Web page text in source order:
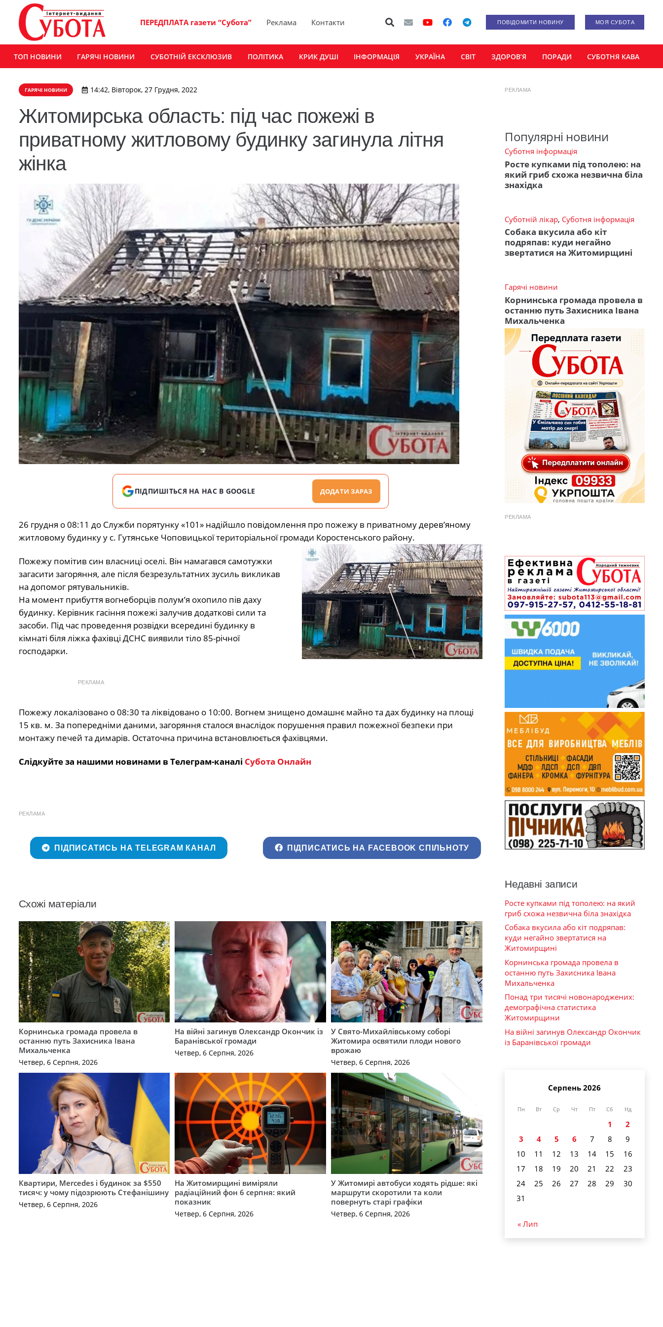
ПЕРЕДПЛАТА газети “Субота” Реклама Контакти ПОВІДОМИТИ НОВИНУ МОЯ СУБОТА
ТОП НОВИНИ ГАРЯЧІ НОВИНИ СУБОТНІЙ ЕКСКЛЮЗИВ ПОЛІТИКА КРИК ДУШІ ІНФОРМАЦІЯ УКРАЇНА СВІТ ЗДОРОВ’Я ПОРАДИ СУБОТНЯ КАВА
ГАРЯЧІ НОВИНИ 14:42, Вівторок, 27 Грудня, 2022
Житомирська область: під час пожежі в
приватному житловому будинку загинула літня
жінка
ПІДПИШІТЬСЯ НА НАС В GOOGLE ДОДАТИ ЗАРАЗ
26 грудня о 08:11 до Служби порятунку «101» надійшло повідомлення про пожежу в приватному дерев’яному
житловому будинку у с. Гутянське Чоповицької територіальної громади Коростенського району.
Пожежу помітив син власниці оселі. Він намагався самотужки
загасити загоряння, але після безрезультатних зусиль викликав
на допомог рятувальників.
На момент прибуття вогнеборців полум’я охопило пів даху
будинку. Керівник гасіння пожежі залучив додаткові сили та
засоби. Під час проведення розвідки всередині будинку в
кімнаті біля ліжка фахівці ДСНС виявили тіло 85-річної
господарки.
РЕКЛАМА
Пожежу локалізовано о 08:30 та ліквідовано о 10:00. Вогнем знищено домашнє майно та дах будинку на площі
15 кв. м. За попередніми даними, загоряння сталося внаслідок порушення правил пожежної безпеки при
монтажу печей та димарів. Остаточна причина встановлюється фахівцями.
Слідкуйте за нашими новинами в Телеграм-каналі Субота Онлайн
РЕКЛАМА
ПІДПИСАТИСЬ НА TELEGRAM КАНАЛ ПІДПИСАТИСЬ НА FACEBOOK СПІЛЬНОТУ
Схожі матеріали
Корнинська громада провела в
останню путь Захисника Івана
Михальченка
Четвер, 6 Серпня, 2026
На війні загинув Олександр Окончик із
Баранівської громади
Четвер, 6 Серпня, 2026
У Свято-Михайлівському соборі
Житомира освятили плоди нового
врожаю
Четвер, 6 Серпня, 2026
Квартири, Mercedes і будинок за $550
тисяч: у чому підозрюють Стефанішину
Четвер, 6 Серпня, 2026
На Житомирщині виміряли
радіаційний фон 6 серпня: який
показник
Четвер, 6 Серпня, 2026
У Житомирі автобуси ходять рідше: які
маршрути скоротили та коли
повернуть старі графіки
Четвер, 6 Серпня, 2026
РЕКЛАМА
Популярні новини
Суботня інформація
Росте купками під тополею: на
який гриб схожа незвична біла
знахідка
Суботній лікар, Суботня інформація
Собака вкусила або кіт
подряпав: куди негайно
звертатися на Житомирщині
Гарячі новини
Корнинська громада провела в
останню путь Захисника Івана
Михальченка
РЕКЛАМА
Недавні записи
Росте купками під тополею: на який
гриб схожа незвична біла знахідка
Собака вкусила або кіт подряпав:
куди негайно звертатися на
Житомирщині
Корнинська громада провела в
останню путь Захисника Івана
Михальченка
Понад три тисячі новонароджених:
демографічна статистика
Житомирщини
На війні загинув Олександр Окончик
із Баранівської громади
Серпень 2026
Пн Вт Ср Чт Пт Сб Нд
1
2
3
4 5 6 7 8
9
10
11 12 13 14 15
16
17
18 19 20 21 22
23
24
25 26 27 28 29
30
31
« Лип